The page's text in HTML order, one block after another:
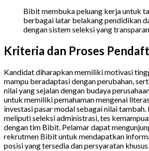
Bibit membuka peluang kerja untuk
berbagai latar belakang pendidikan
dengan sistem seleksi yang
Kriteria dan Proses
Kandidat diharapkan memiliki motivasi
mampu beradaptasi dengan perubahan,
nilai yang sejalan dengan budaya
untuk memiliki pemahaman mengenai
investasi pasar modal sebagai nilai
meliputi seleksi administrasi, tes
dengan tim Bibit. Pelamar dapat
rekrutmen Bibit untuk mendapatkan
posisi yang tersedia dan persyaratan